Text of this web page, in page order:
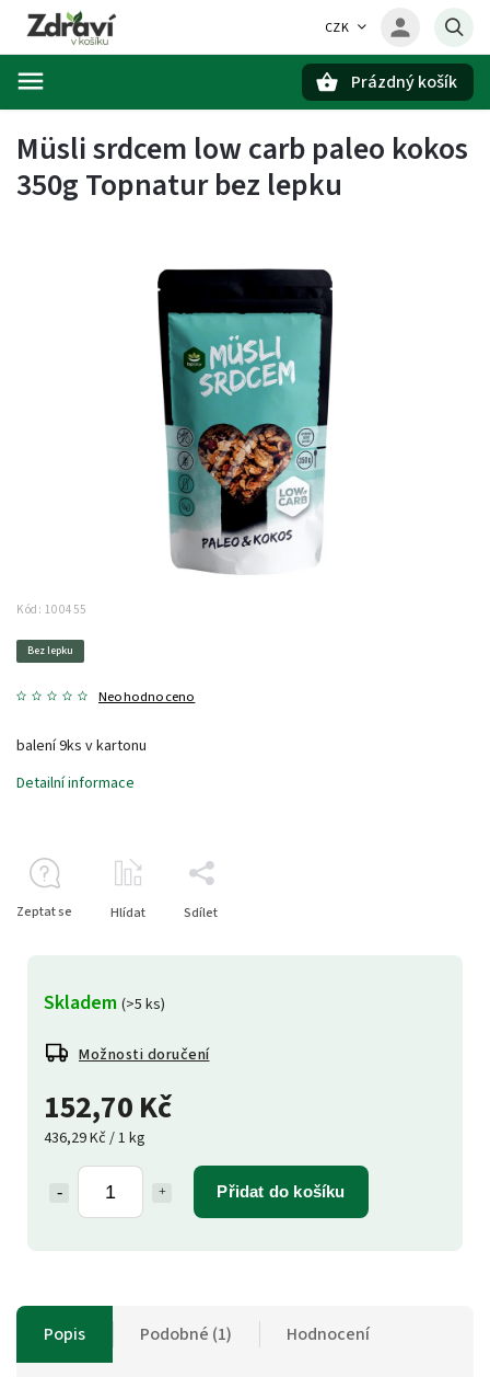
CZK
Prázdný košík
Müsli srdcem low carb paleo kokos
350g Topnatur bez lepku
Kód: 100455
Bez lepku
Neohodnoceno
152,70 Kč
436,29 Kč / 1 kg
Přidat do košíku
Skladem (>5 ks)
Možnosti doručení
balení 9ks v kartonu
Detailní informace
Zeptat se Hlídat Sdílet
Popis Podobné (1) Hodnocení